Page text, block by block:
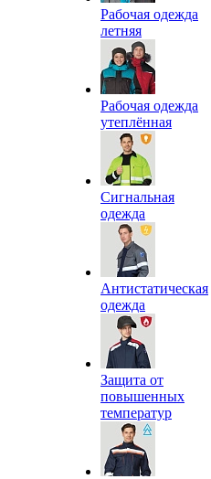
Рабочая одежда
летняя
Рабочая одежда
утеплённая
Сигнальная
одежда
Антистатическая
одежда
Защита от
повышенных
температур